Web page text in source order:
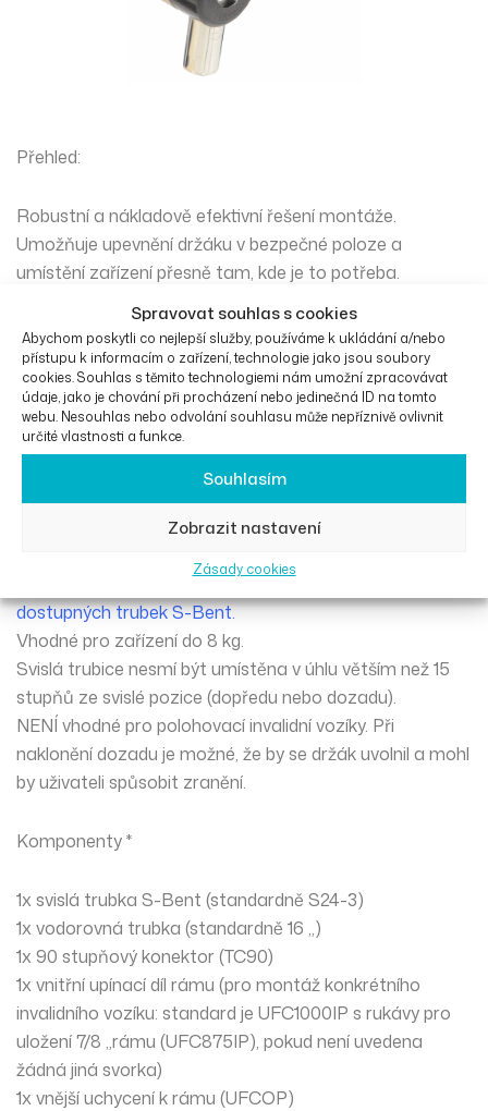
Spravovat souhlas s cookies
Abychom poskytli co nejlepší služby, používáme k ukládání a/nebo
přístupu k informacím o zařízení, technologie jako jsou soubory
cookies. Souhlas s těmito technologiemi nám umožní zpracovávat
údaje, jako je chování při procházení nebo jedinečná ID na tomto
webu. Nesouhlas nebo odvolání souhlasu může nepříznivě ovlivnit
určité vlastnosti a funkce.
Souhlasím
Zobrazit nastavení
Zásady cookies
Přehled:
Robustní a nákladově efektivní řešení montáže.
Umožňuje upevnění držáku v bezpečné poloze a
umístění zařízení přesně tam, kde je to potřeba.
IC1, což uživateli umožňuje snadný přístup.
Hodí se na obě strany vozíku.
Vhodné pro většinu standardních invalidních vozíků.
Držák na invalidní vozíček může být rychle odstraněn z
vozíku.
K dispozici s výběrem základny Quick-Release.
Standardně je dodáván s 16 ”přímou vodorovnou trubicí
a 24” vertikální trubicí s 3 ”S-ohybem. V případě potřeby
podle vaší objednávky.Kliknutím sem zobrazíte nabídku
dostupných trubek S-Bent.
Vhodné pro zařízení do 8 kg.
Svislá trubice nesmí být umístěna v úhlu větším než 15
stupňů ze svislé pozice (dopředu nebo dozadu).
NENÍ vhodné pro polohovací invalidní vozíky. Při
naklonění dozadu je možné, že by se držák uvolnil a mohl
by uživateli spůsobit zranění.
Komponenty *
1x svislá trubka S-Bent (standardně S24-3)
1x vodorovná trubka (standardně 16 „)
1x 90 stupňový konektor (TC90)
1x vnitřní upínací díl rámu (pro montáž konkrétního
invalidního vozíku: standard je UFC1000IP s rukávy pro
uložení 7/8 „rámu (UFC875IP), pokud není uvedena
žádná jiná svorka)
1x vnější uchycení k rámu (UFCOP)